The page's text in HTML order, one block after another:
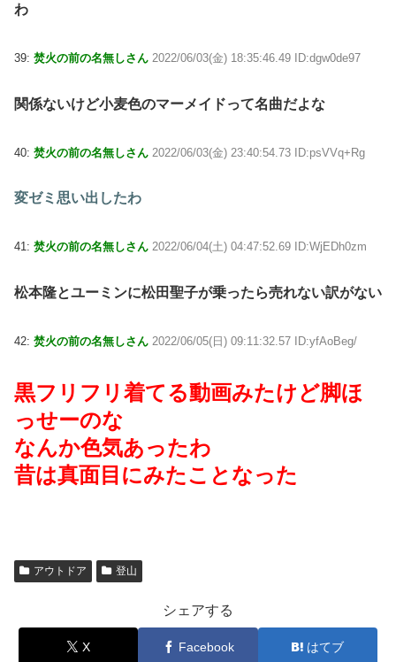
わ
39: 焚火の前の名無しさん 2022/06/03(金) 18:35:46.49 ID:dgw0de97
関係ないけど小麦色のマーメイドって名曲だよな
40: 焚火の前の名無しさん 2022/06/03(金) 23:40:54.73 ID:psVVq+Rg
変ゼミ思い出したわ
41: 焚火の前の名無しさん 2022/06/04(土) 04:47:52.69 ID:WjEDh0zm
松本隆とユーミンに松田聖子が乗ったら売れない訳がない
42: 焚火の前の名無しさん 2022/06/05(日) 09:11:32.57 ID:yfAoBeg/
黒フリフリ着てる動画みたけど脚ほ
っせーのな
なんか色気あったわ
昔は真面目にみたことなった
アウトドア 登山
シェアする
X Facebook はてブ